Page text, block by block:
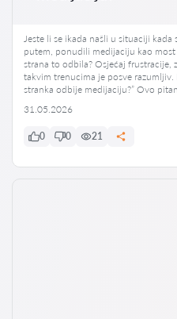
Jeste li se ikada našli u situaciji
putem, ponudili medijaciju kao
strana to odbila? Osjećaj frustracije,
takvim trenucima je posve razumljiv.
stranka odbije medijaciju?” Ovo
31.05.2026
0 0 21